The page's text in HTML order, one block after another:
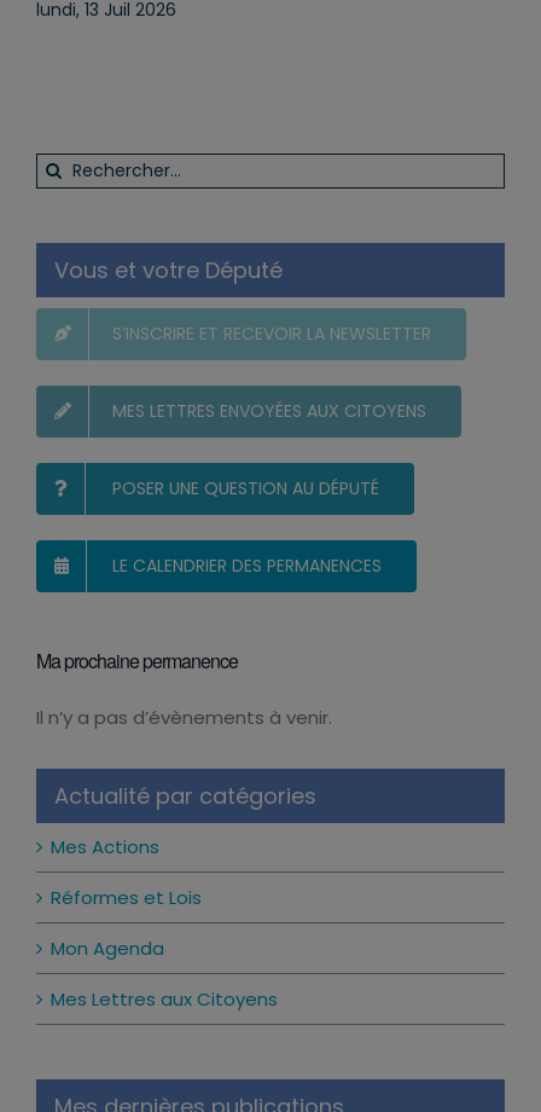
Rechercher:
Vous et votre Député
S’INSCRIRE ET RECEVOIR LA NEWSLETTER
MES LETTRES ENVOYÉES AUX CITOYENS
POSER UNE QUESTION AU DÉPUTÉ
LE CALENDRIER DES PERMANENCES
Actualité par catégories
Mes Actions
Réformes et Lois
Mon Agenda
Mes Lettres aux Citoyens